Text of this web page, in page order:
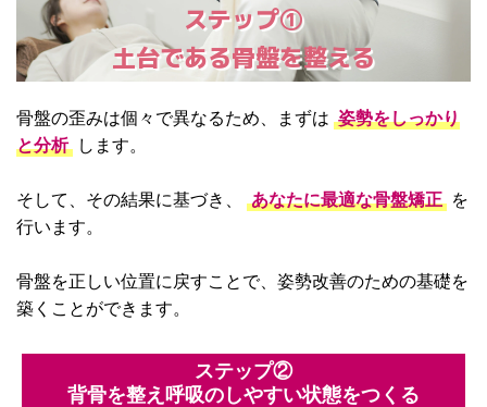
ステップ①
土台である骨盤を整える
骨盤の歪みは個々で異なるため、まずは 姿勢をしっかり
と分析 します。
そして、その結果に基づき、 あなたに最適な骨盤矯正 を
行います。
骨盤を正しい位置に戻すことで、姿勢改善のための基礎を
築くことができます。
ステップ②
背骨を整え呼吸のしやすい状態をつくる